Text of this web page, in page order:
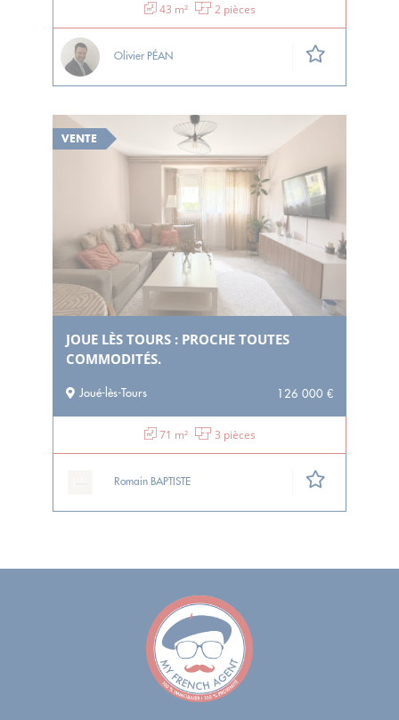
43 m² 2 pièces
Olivier PÉAN
VENTE
JOUE LÈS TOURS : PROCHE TOUTES
COMMODITÉS.
Joué-lès-Tours 126 000 €
71 m² 3 pièces
Romain BAPTISTE